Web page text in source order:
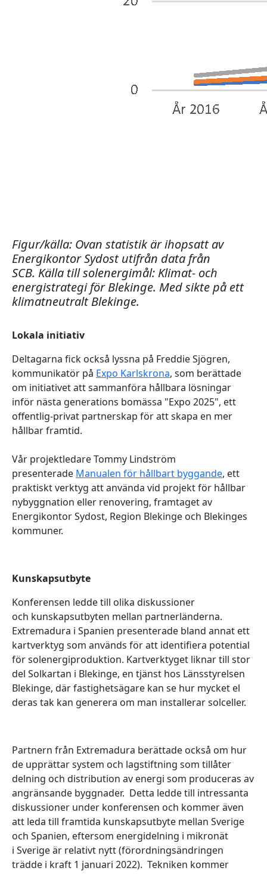
Figur/källa: Ovan statistik är ihopsatt av
Energikontor Sydost utifrån data från
SCB. Källa till solenergimål: Klimat- och
energistrategi för Blekinge. Med sikte på ett
klimatneutralt Blekinge.
Lokala initiativ
Deltagarna fick också lyssna på Freddie Sjögren,
kommunikatör på Expo Karlskrona, som berättade
om initiativet att sammanföra hållbara lösningar
inför nästa generations bomässa "Expo 2025", ett
offentlig-privat partnerskap för att skapa en mer
hållbar framtid.
Vår projektledare Tommy Lindström
presenterade Manualen för hållbart byggande, ett
praktiskt verktyg att använda vid projekt för hållbar
nybyggnation eller renovering, framtaget av
Energikontor Sydost, Region Blekinge och Blekinges
kommuner.
Kunskapsutbyte
Konferensen ledde till olika diskussioner
och kunskapsutbyten mellan partnerländerna.
Extremadura i Spanien presenterade bland annat ett
kartverktyg som används för att identifiera potential
för solenergiproduktion. Kartverktyget liknar till stor
del Solkartan i Blekinge, en tjänst hos Länsstyrelsen
Blekinge, där fastighetsägare kan se hur mycket el
deras tak kan generera om man installerar solceller.
Partnern från Extremadura berättade också om hur
de upprättar system och lagstiftning som tillåter
delning och distribution av energi som produceras av
angränsande byggnader. Detta ledde till intressanta
diskussioner under konferensen och kommer även
att leda till framtida kunskapsutbyte mellan Sverige
och Spanien, eftersom energidelning i mikronät
i Sverige är relativt nytt (förordningsändringen
trädde i kraft 1 januari 2022). Tekniken kommer